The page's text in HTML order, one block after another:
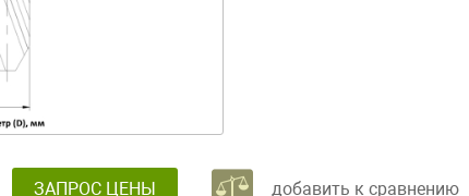
добавить к сравнению
ЗАПРОС ЦЕНЫ